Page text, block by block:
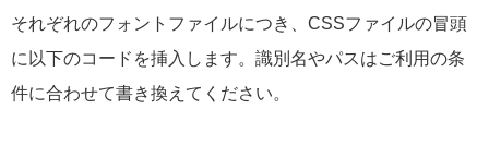
それぞれのフォントファイルにつき、CSSファイルの冒頭
に以下のコードを挿入します。識別名やパスはご利用の条
件に合わせて書き換えてください。